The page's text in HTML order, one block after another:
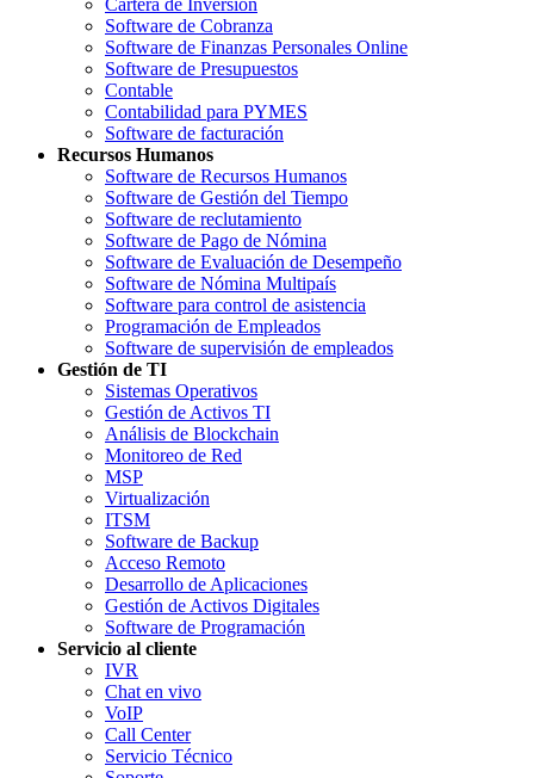
Software de Cobranza
Software de Finanzas Personales Online
Software de Presupuestos
Contable
Contabilidad para PYMES
Software de facturación
Recursos Humanos
Software de Recursos Humanos
Software de Gestión del Tiempo
Software de reclutamiento
Software de Pago de Nómina
Software de Evaluación de Desempeño
Software de Nómina Multipaís
Software para control de asistencia
Programación de Empleados
Software de supervisión de empleados
Gestión de TI
Sistemas Operativos
Gestión de Activos TI
Análisis de Blockchain
Monitoreo de Red
MSP
Virtualización
ITSM
Software de Backup
Acceso Remoto
Desarrollo de Aplicaciones
Gestión de Activos Digitales
Software de Programación
Servicio al cliente
IVR
Chat en vivo
VoIP
Call Center
Servicio Técnico